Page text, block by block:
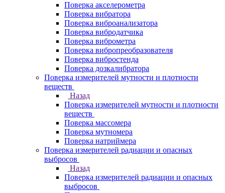
Поверка акселерометра
Поверка вибратора
Поверка виброанализатора
Поверка вибродатчика
Поверка виброметра
Поверка вибропреобразователя
Поверка вибростенда
Поверка дозкалибратора
Поверка измерителей мутности и плотности
веществ
Назад
Поверка измерителей мутности и плотности
веществ
Поверка массомера
Поверка мутномера
Поверка натриймера
Поверка измерителей радиации и опасных
выбросов
Назад
Поверка измерителей радиации и опасных
выбросов